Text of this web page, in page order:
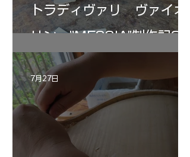
トラディヴァリ ヴァイオ
リン ”MESSIA"制作記33
7月27日